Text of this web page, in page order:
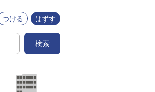
つける はずす
検索